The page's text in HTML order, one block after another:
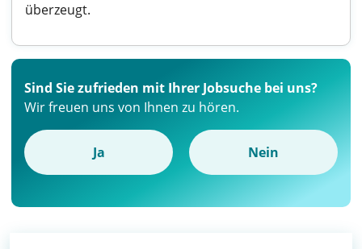
überzeugt.
Sind Sie zufrieden mit Ihrer Jobsuche bei uns?
Wir freuen uns von Ihnen zu hören.
Ja Nein